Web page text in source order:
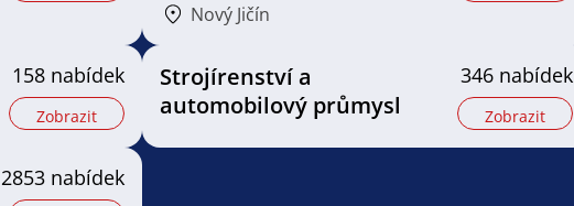
Nový Jičín
158 nabídek
Zobrazit
Strojírenství a
automobilový průmysl
346 nabídek
Zobrazit
2853 nabídek